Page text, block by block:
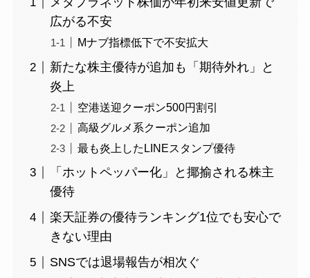
広がる不安
Mナブ指標低下で不安拡大
新たな株主優待が追加も「期待外れ」と
炎上
空港送迎クーポン500円割引
高級グルメ系クーポン追加
最も炎上したLINEスタンプ優待
「ホットペッパー化」と揶揄される株主
優待
楽天証券の優待ランキング1位でも安心で
きない理由
SNSでは退場報告が相次ぐ